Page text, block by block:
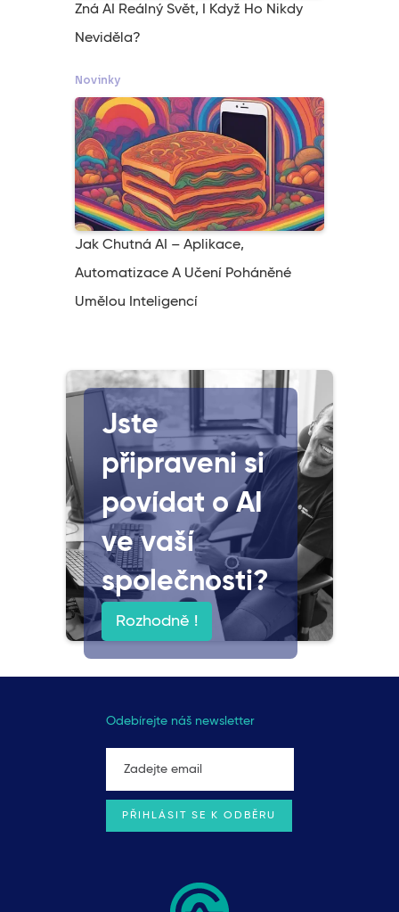
Zná AI Reálný Svět, I Když Ho Nikdy
Neviděla?
Novinky
Jak Chutná AI – Aplikace,
Automatizace A Učení Poháněné
Umělou Inteligencí
Jste
připraveni si
povídat o AI
ve vaší
společnosti?
Rozhodně !
Odebírejte náš newsletter